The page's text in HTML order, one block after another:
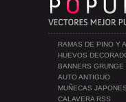
RAMAS DE PINO Y
HUEVOS
BANNERS GRUNGE
AUTO ANTIGUO
MUÑECAS
CALAVERA RSS